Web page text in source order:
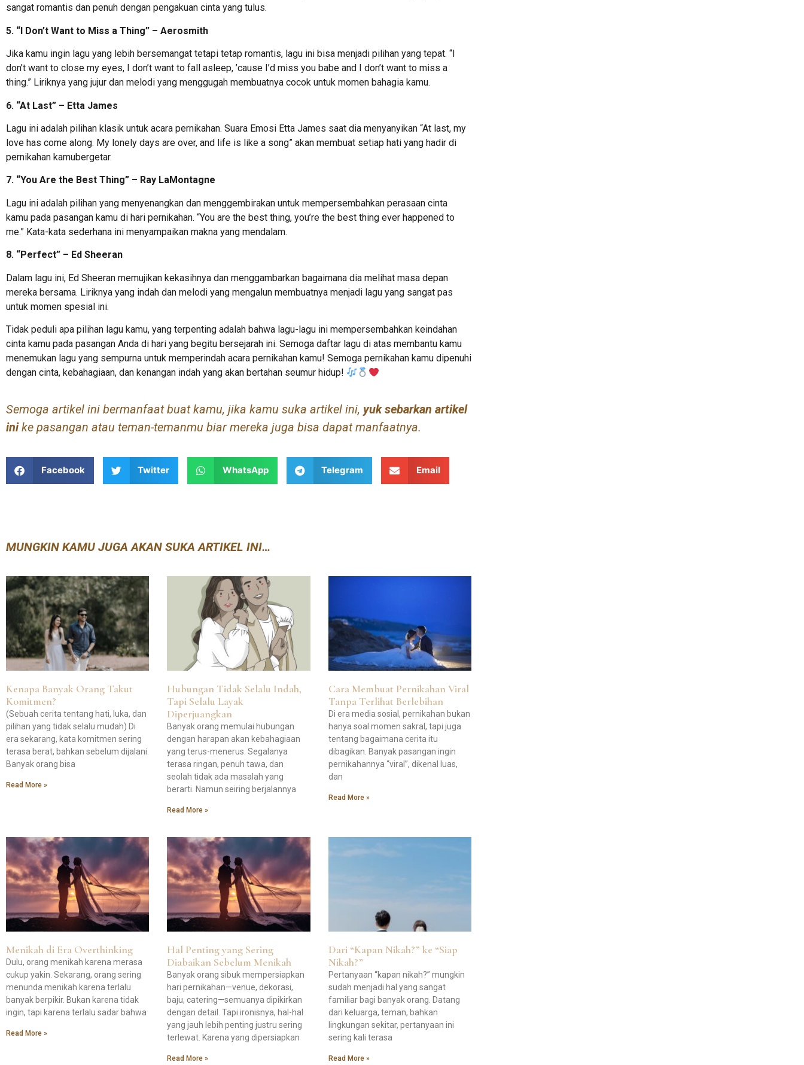
sangat romantis dan penuh dengan pengakuan cinta yang tulus.
5. “I Don’t Want to Miss a Thing” – Aerosmith
Jika kamu ingin lagu yang lebih bersemangat tetapi tetap romantis, lagu ini bisa menjadi pilihan yang tepat. “I
don’t want to close my eyes, I don’t want to fall asleep, ’cause I’d miss you babe and I don’t want to miss a
thing.” Liriknya yang jujur dan melodi yang menggugah membuatnya cocok untuk momen bahagia kamu.
6. “At Last” – Etta James
Lagu ini adalah pilihan klasik untuk acara pernikahan. Suara Emosi Etta James saat dia menyanyikan “At last, my
love has come along. My lonely days are over, and life is like a song” akan membuat setiap hati yang hadir di
pernikahan kamubergetar.
7. “You Are the Best Thing” – Ray LaMontagne
Lagu ini adalah pilihan yang menyenangkan dan menggembirakan untuk mempersembahkan perasaan cinta
kamu pada pasangan kamu di hari pernikahan. “You are the best thing, you’re the best thing ever happened to
me.” Kata-kata sederhana ini menyampaikan makna yang mendalam.
8. “Perfect” – Ed Sheeran
Dalam lagu ini, Ed Sheeran memujikan kekasihnya dan menggambarkan bagaimana dia melihat masa depan
mereka bersama. Liriknya yang indah dan melodi yang mengalun membuatnya menjadi lagu yang sangat pas
untuk momen spesial ini.
Tidak peduli apa pilihan lagu kamu, yang terpenting adalah bahwa lagu-lagu ini mempersembahkan keindahan
cinta kamu pada pasangan Anda di hari yang begitu bersejarah ini. Semoga daftar lagu di atas membantu kamu
menemukan lagu yang sempurna untuk memperindah acara pernikahan kamu! Semoga pernikahan kamu dipenuhi
dengan cinta, kebahagiaan, dan kenangan indah yang akan bertahan seumur hidup!
Semoga artikel ini bermanfaat buat kamu, jika kamu suka artikel ini, yuk sebarkan artikel
inike pasangan atau teman-temanmu biar mereka juga bisa dapat manfaatnya.
Facebook Twitter WhatsApp Telegram Email
MUNGKIN KAMU JUGA AKAN SUKA ARTIKEL INI…
Kenapa Banyak Orang Takut
Komitmen?
(Sebuah cerita tentang hati, luka, dan
pilihan yang tidak selalu mudah) Di
era sekarang, kata komitmen sering
terasa berat, bahkan sebelum dijalani.
Banyak orang bisa
Read More »
Hubungan Tidak Selalu Indah,
Tapi Selalu Layak
Diperjuangkan
Banyak orang memulai hubungan
dengan harapan akan kebahagiaan
yang terus-menerus. Segalanya
terasa ringan, penuh tawa, dan
seolah tidak ada masalah yang
berarti. Namun seiring berjalannya
Read More »
Cara Membuat Pernikahan Viral
Tanpa Terlihat Berlebihan
Di era media sosial, pernikahan bukan
hanya soal momen sakral, tapi juga
tentang bagaimana cerita itu
dibagikan. Banyak pasangan ingin
pernikahannya “viral”, dikenal luas,
dan
Read More »
Menikah di Era Overthinking
Dulu, orang menikah karena merasa
cukup yakin. Sekarang, orang sering
menunda menikah karena terlalu
banyak berpikir. Bukan karena tidak
ingin, tapi karena terlalu sadar bahwa
Read More »
Hal Penting yang Sering
Diabaikan Sebelum Menikah
Banyak orang sibuk mempersiapkan
hari pernikahan—venue, dekorasi,
baju, catering—semuanya dipikirkan
dengan detail. Tapi ironisnya, hal-hal
yang jauh lebih penting justru sering
terlewat. Karena yang dipersiapkan
Read More »
Dari “Kapan Nikah?” ke “Siap
Nikah?”
Pertanyaan “kapan nikah?” mungkin
sudah menjadi hal yang sangat
familiar bagi banyak orang. Datang
dari keluarga, teman, bahkan
lingkungan sekitar, pertanyaan ini
sering kali terasa
Read More »